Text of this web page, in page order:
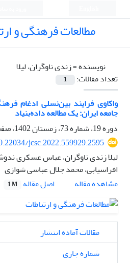
مطالعات فرهنگی و
نویسنده =زندی ناوگران، لیلا
تعداد مقالات:
1
واکاوی فرایند بین‌نسلی ادغام
جامعه ایران: یک مطالعه داده‌بنیاد
دوره 19، شماره 73، زمستان 1402، صفحه
jcsc.2022.559929.2595
لیلا زندی ناوگران، عباس عسکری
افراسیابی، محمد جلال عباسی شوازی
مشاهده مقاله
اصل مقاله 1 M
مقالات آماده انتشار
شماره جاری